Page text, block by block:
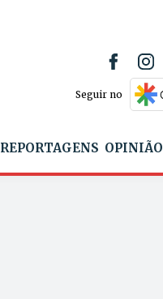
Seguir no
REPORTAGENS OPINIÃO